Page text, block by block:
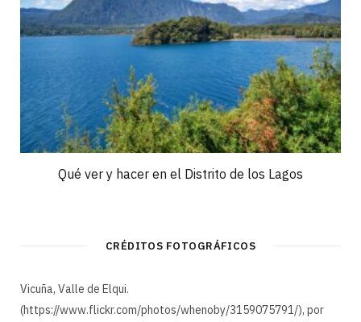
Qué ver y hacer en el Distrito de los Lagos
CRÉDITOS FOTOGRÁFICOS
Vicuña, Valle de Elqui.
(https://www.flickr.com/photos/whenoby/3159075791/), por